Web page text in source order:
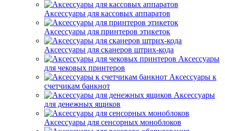
Аксессуары для кассовых аппаратов
Аксессуары для принтеров этикеток
Аксессуары для сканеров штрих-кода
Аксессуары
для чековых принтеров
Аксессуары к
счетчикам банкнот
Аксессуары
для денежных ящиков
Аксессуары для сенсорных моноблоков